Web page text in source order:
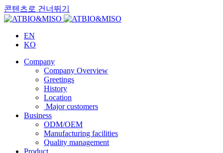
콘텐츠로 건너뛰기
EN
KO
Company
Company Overview
Greetings
History
Location
Major customers
Business
ODM/OEM
Manufacturing facilities
Quality management
Product